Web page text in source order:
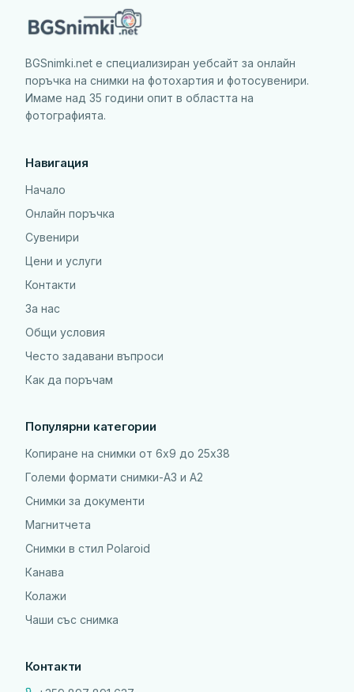
BGSnimki.net е специализиран уебсайт за онлайн
поръчка на снимки на фотохартия и фотосувенири.
Имаме над 35 години опит в областта на
фотографията.
Навигация
Начало
Онлайн поръчка
Сувенири
Цени и услуги
Контакти
За нас
Общи условия
Често задавани въпроси
Как да поръчам
Популярни категории
Копиране на снимки от 6x9 до 25х38
Големи формати снимки-А3 и А2
Снимки за документи
Магнитчета
Снимки в стил Polaroid
Канава
Колажи
Чаши със снимка
Контакти